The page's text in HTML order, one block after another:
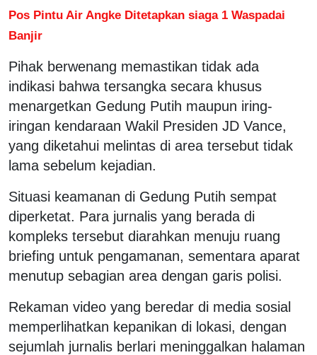
Pos Pintu Air Angke Ditetapkan siaga 1 Waspadai
Banjir
Pihak berwenang memastikan tidak ada
indikasi bahwa tersangka secara khusus
menargetkan Gedung Putih maupun iring-
iringan kendaraan Wakil Presiden JD Vance,
yang diketahui melintas di area tersebut tidak
lama sebelum kejadian.
Situasi keamanan di Gedung Putih sempat
diperketat. Para jurnalis yang berada di
kompleks tersebut diarahkan menuju ruang
briefing untuk pengamanan, sementara aparat
menutup sebagian area dengan garis polisi.
Rekaman video yang beredar di media sosial
memperlihatkan kepanikan di lokasi, dengan
sejumlah jurnalis berlari meninggalkan halaman